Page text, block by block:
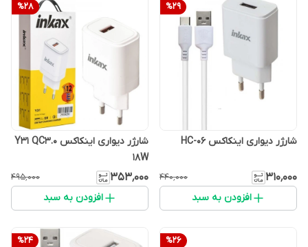
%29
شارژر دیواری اینکاکس HC-06
۳۱۰٬۰۰۰ ۴۴۰٬۰۰۰
افزودن به سبد
%28
شارژر دیواری اینکاکس Y31 QC3.0
18W
۳۵۳٬۰۰۰ ۴۹۵٬۰۰۰
افزودن به سبد
%26
%24